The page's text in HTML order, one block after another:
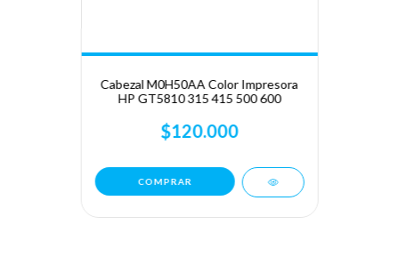
Cabezal M0H50AA Color Impresora
HP GT5810 315 415 500 600
$120.000